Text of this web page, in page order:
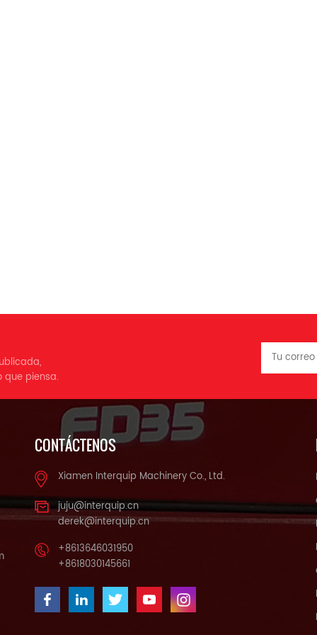
que piensa.
CONTÁCTENOS
Xiamen Interquip Machinery Co., Ltd.
juju@interquip.cn
derek@interquip.cn
+8613646031950
+8618030145661